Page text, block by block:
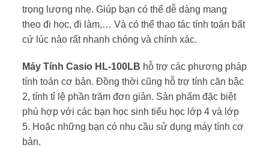
trọng lượng nhẹ. Giúp bạn có thể dễ dàng mang
theo đi học, đi làm,… Và có thể thao tác tính toán bất
cứ lúc nào rất nhanh chóng và chính xác.
Máy Tính Casio HL-100LB hỗ trợ các phương pháp
tính toán cơ bản. Đồng thời cũng hỗ trợ tính căn bậc
2, tính tỉ lệ phần trăm đơn giản. Sản phẩm đặc biệt
phù hợp với các bạn học sinh tiểu học lớp 4 và lớp
5. Hoặc những bạn có nhu cầu sử dụng máy tính cơ
bản.